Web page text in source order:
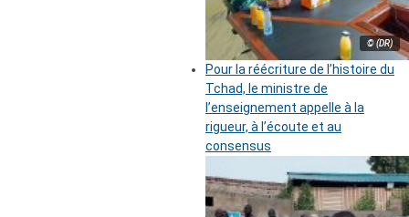
© (DR)
Pour la réécriture de l’histoire du
Tchad, le ministre de
l’enseignement appelle à la
rigueur, à l’écoute et au
consensus